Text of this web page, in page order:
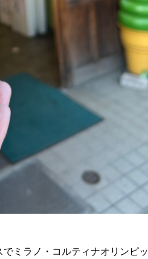
ミラノ・コルティナオリンピッ